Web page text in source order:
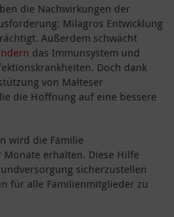
die Nachwirkungen der
Milagros Entwicklung
Außerdem schwächt
das Immunsystem und
Doch dank
von Malteser
die Hoffnung auf eine bessere
wird die Familie
erhalten. Diese Hilfe
sicherzustellen
für alle Familienmitglieder zu